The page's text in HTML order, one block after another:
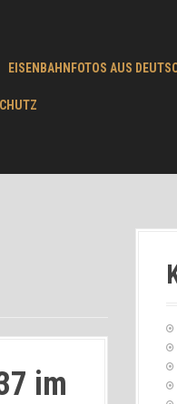
EISENBAHNFOTOS AUS
im